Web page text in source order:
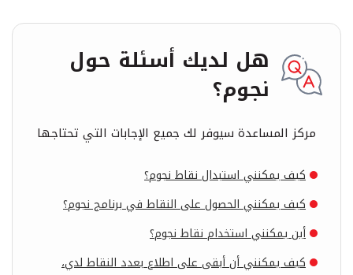
هل لديك أسئلة حول
نجوم؟
مركز المساعدة سيوفر لك جميع الإجابات التي تحتاجها
كيف يمكنني استبدال نقاط نجوم؟
كيف يمكنني الحصول على النقاط في برنامج نجوم؟
أين يمكنني استخدام نقاط نجوم؟
كيف يمكنني أن أبقى على اطلاع بعدد النقاط لدي،